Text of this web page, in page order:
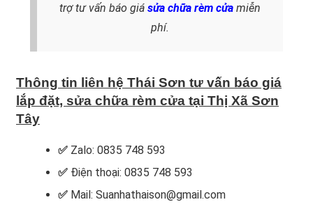
trợ tư vấn báo giá sửa chữa rèm cửa miễn
phí.
Thông tin liên hệ Thái Sơn tư vấn báo giá
lắp đặt, sửa chữa rèm cửa tại Thị Xã Sơn
Tây
✅ Zalo: 0835 748 593
✅ Điện thoại: 0835 748 593
✅ Mail: Suanhathaison@gmail.com